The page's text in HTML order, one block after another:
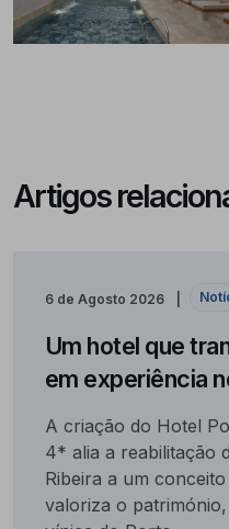
Artigos
6 de Agosto 2026
Um hotel que
em experiência
A criação do Hotel
4* alia a reabilitação
Ribeira a um
valoriza o